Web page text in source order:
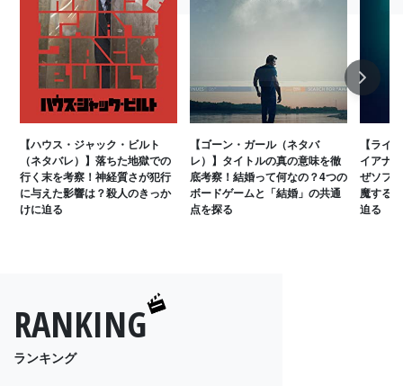
【ハウス・ジャック・ビルト
（ネタバレ）】落ちた地獄での
行く末を考察！神経質さが犯行
に与えた影響は？殺人のきっか
けに迫る
【ゴーン・ガール（ネタバ
レ）】タイトルの真の意味を徹
底考察！結婚って何なの？4つの
ボードゲームと「結婚」の共通
点を探る
【ライ
イアナ
ぜソフ
魔する
迫る
Next
RANKING
ランキング